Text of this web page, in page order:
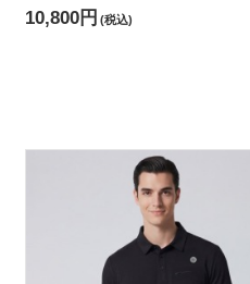
10,800円 (税込)